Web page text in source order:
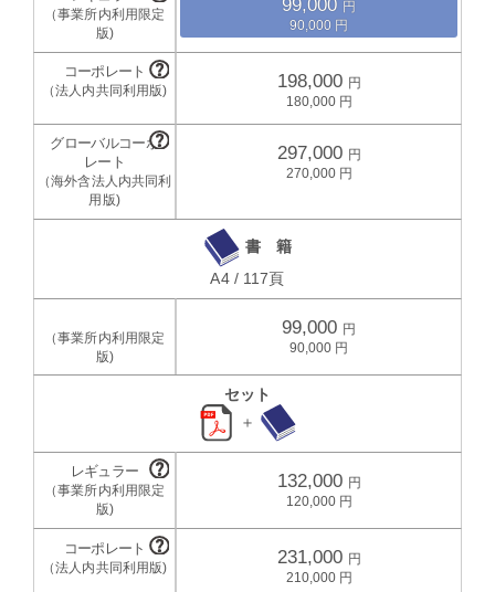
99,000
90,000
198,000
180,000
297,000
270,000
書 籍
A4 / 117頁
99,000
90,000
セット
＋
132,000
120,000
231,000
210,000